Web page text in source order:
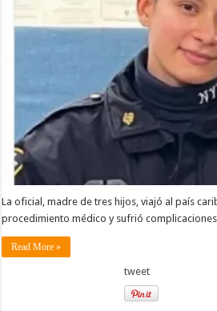
La oficial, madre de tres hijos, viajó al país
procedimiento médico y sufrió
Read More »
tweet